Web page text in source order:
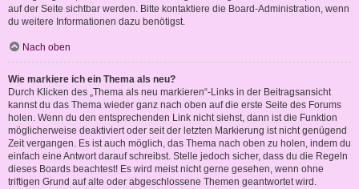
auf der Seite sichtbar werden. Bitte kontaktiere die Board-Administration, wenn
du weitere Informationen dazu benötigst.
Nach oben
Wie markiere ich ein Thema als neu?
Durch Klicken des „Thema als neu markieren“-Links in der Beitragsansicht
kannst du das Thema wieder ganz nach oben auf die erste Seite des Forums
holen. Wenn du den entsprechenden Link nicht siehst, dann ist die Funktion
möglicherweise deaktiviert oder seit der letzten Markierung ist nicht genügend
Zeit vergangen. Es ist auch möglich, das Thema nach oben zu holen, indem du
einfach eine Antwort darauf schreibst. Stelle jedoch sicher, dass du die Regeln
dieses Boards beachtest! Es wird meist nicht gerne gesehen, wenn ohne
triftigen Grund auf alte oder abgeschlossene Themen geantwortet wird.